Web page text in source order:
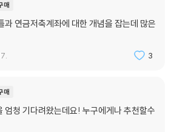
레이션 헤지 수단!
어떡해?
투자하기
수하면 매입가는 평균에 수렴!
업 투자-S&P500 ETF (SPY, IVV, VOO, SPL
매
과 연금저축계좌에 대한 개념을 잡는데 많은
3
매
엄청 기다려왔는데요! 누구에게나 추천할수